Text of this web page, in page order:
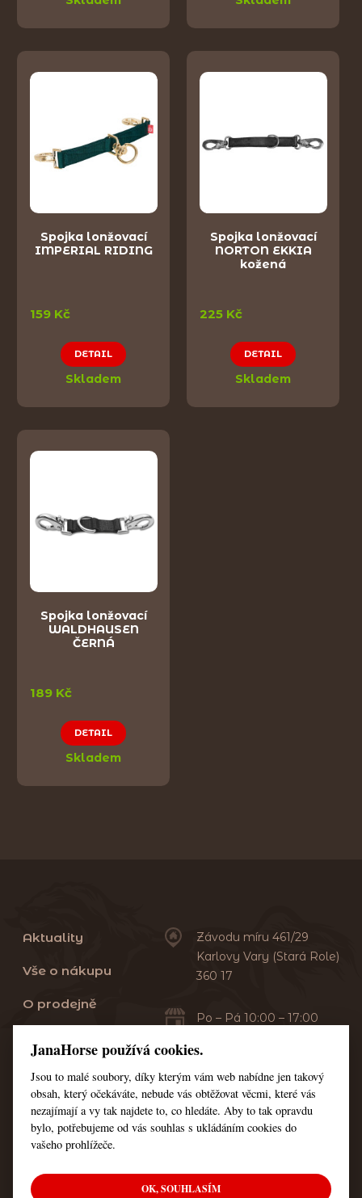
Spojka lonžovací
IMPERIAL RIDING
159 Kč
DETAIL
Skladem
Spojka lonžovací
NORTON EKKIA
kožená
225 Kč
DETAIL
Skladem
Spojka lonžovací
WALDHAUSEN
ČERNÁ
189 Kč
DETAIL
Skladem
Aktuality
Vše o nákupu
O prodejně
Servis
Kontakt
Nastavení cookies
Závodu míru 461/29
Karlovy Vary (Stará Role)
360 17
Po – Pá 10:00 – 17:00
+420 353 549 410
+420 608 444 378
© Všechna práva vyhrazena JanaHorse
JanaHorse používá cookies.
Jsou to malé soubory, díky kterým vám web nabídne jen takový
obsah, který očekáváte, nebude vás obtěžovat věcmi, které vás
nezajímají a vy tak najdete to, co hledáte. Aby to tak opravdu
bylo, potřebujeme od vás souhlas s ukládáním cookies do
vašeho prohlížeče.
OK, SOUHLASÍM